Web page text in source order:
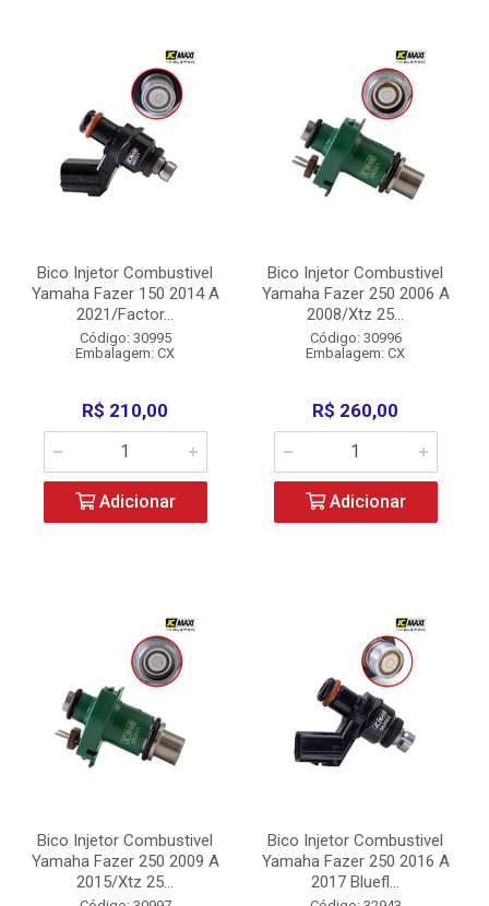
Bico Injetor Combustivel
Yamaha Fazer 150 2014 A
2021/Factor...
Código: 30995
Embalagem: CX
R$ 210,00
Adicionar
Bico Injetor Combustivel
Yamaha Fazer 250 2006 A
2008/Xtz 25...
Código: 30996
Embalagem: CX
R$ 260,00
Adicionar
Bico Injetor Combustivel
Yamaha Fazer 250 2009 A
2015/Xtz 25...
Bico Injetor Combustivel
Yamaha Fazer 250 2016 A
2017 Bluefl...